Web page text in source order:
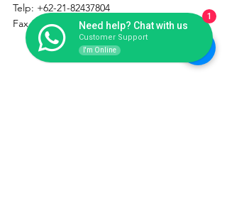
Telp: +62-21-82437804
Fax : +62-21-87717934Need help? Chat with us
Customer Support
I'm Online
1